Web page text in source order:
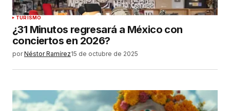
TURISMO
¿31 Minutos regresará a México con
conciertos en 2026?
por Néstor Ramírez15 de octubre de 2025